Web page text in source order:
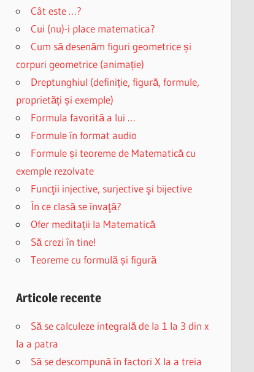
Cât este …?
Cui (nu)-i place matematica?
Cum să desenăm figuri geometrice și
corpuri geometrice (animație)
Dreptunghiul (definiție, figură, formule,
proprietăți și exemple)
Formula favorită a lui …
Formule în format audio
Formule și teoreme de Matematică cu
exemple rezolvate
Funcţii injective, surjective şi bijective
În ce clasă se învaţă?
Ofer meditații la Matematică
Să crezi în tine!
Teoreme cu formulă și figură
Articole recente
Să se calculeze integrală de la 1 la 3 din x
la a patra
Să se descompună în factori X la a treia